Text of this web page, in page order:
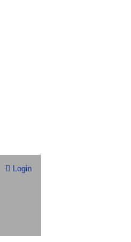
Login